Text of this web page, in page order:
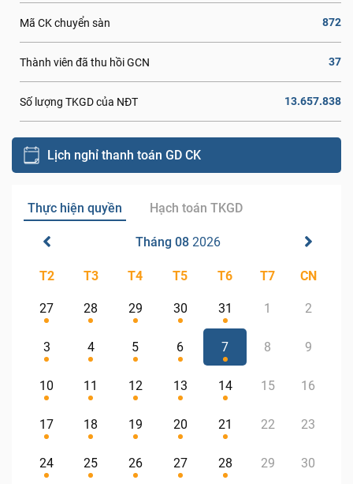
Mã CK chuyển sàn 872
Thành viên đã thu hồi GCN 37
Số lượng TKGD của NĐT 13.657.838
Lịch nghỉ thanh toán GD CK
Thực hiện quyền Hạch toán TKGD
Tháng 08 2026
T2 T3 T4 T5 T6 T7 CN
27 28 29 30 31 1 2
3 4 5 6 7 8 9
10 11 12 13 14 15 16
17 18 19 20 21 22 23
24 25 26 27 28 29 30